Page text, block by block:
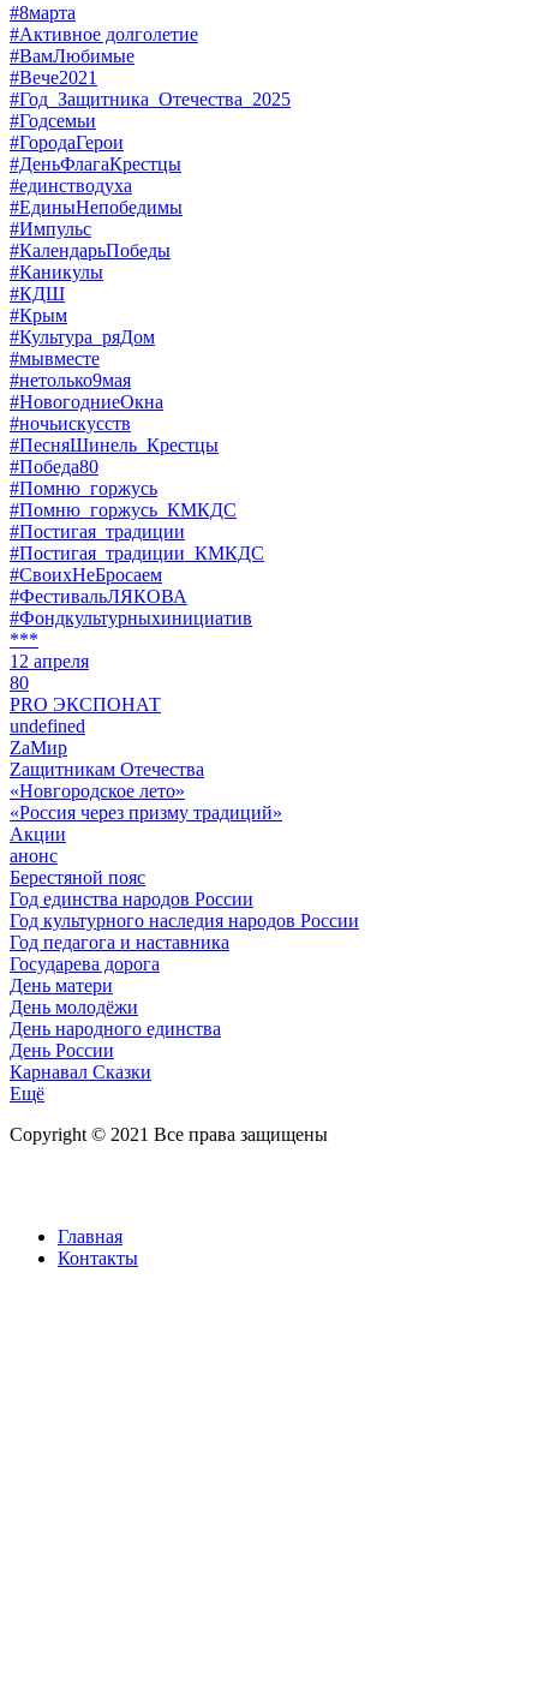
#8марта
#Активное долголетие
#ВамЛюбимые
#Вече2021
#Год_Защитника_Отечества_2025
#Годсемьи
#ГородаГерои
#ДеньФлагаКрестцы
#единстводуха
#ЕдиныНепобедимы
#Импульс
#КалендарьПобеды
#Каникулы
#КДШ
#Крым
#Культура_ряДом
#мывместе
#нетолько9мая
#НовогодниеОкна
#ночьискусств
#ПесняШинель_Крестцы
#Победа80
#Помню_горжусь
#Помню_горжусь_КМКДС
#Постигая_традиции
#Постигая_традиции_КМКДС
#СвоихНеБросаем
#ФестивальЛЯКОВА
#Фондкультурныхинициатив
***
12 апреля
80
PRO ЭКСПОНАТ
undefined
ZaМир
Zащитникам Отечества
«Новгородское лето»
«Россия через призму традиций»
Акции
анонс
Берестяной пояс
Год единства народов России
Год культурного наследия народов России
Год педагога и наставника
Государева дорога
День матери
День молодёжи
День народного единства
День России
Карнавал Сказки
Ещё
Copyright © 2021 Все права защищены
Главная
Контакты